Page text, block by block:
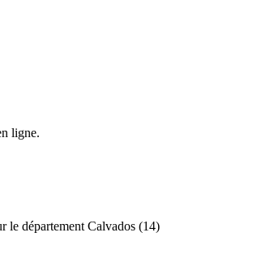
ligne.
le département Calvados (14)